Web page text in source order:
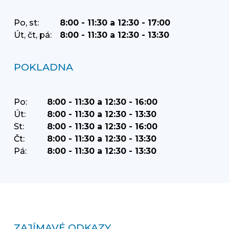
Po, st:
8:00 - 11:30 a 12:30 - 17:00
Út, čt, pá:
8:00 - 11:30 a 12:30 - 13:30
POKLADNA
Po:
8:00 - 11:30 a 12:30 - 16:00
Út:
8:00 - 11:30 a 12:30 - 13:30
St:
8:00 - 11:30 a 12:30 - 16:00
Čt:
8:00 - 11:30 a 12:30 - 13:30
Pá:
8:00 - 11:30 a 12:30 - 13:30